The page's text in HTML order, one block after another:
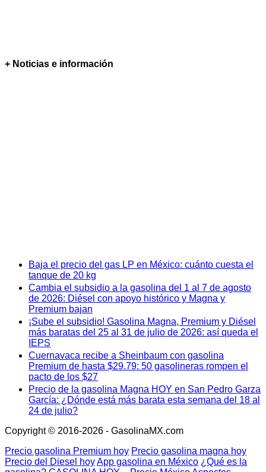
+ Noticias e información
Baja el precio del gas LP en México: cuánto cuesta el
tanque de 20 kg
Cambia el subsidio a la gasolina del 1 al 7 de agosto
de 2026: Diésel con apoyo histórico y Magna y
Premium bajan
¡Sube el subsidio! Gasolina Magna, Premium y Diésel
más baratas del 25 al 31 de julio de 2026: así queda el
IEPS
Cuernavaca recibe a Sheinbaum con gasolina
Premium de hasta $29.79: 50 gasolineras rompen el
pacto de los $27
Precio de la gasolina Magna HOY en San Pedro Garza
García: ¿Dónde está más barata esta semana del 18 al
24 de julio?
Copyright © 2016-2026 - GasolinaMX.com
Precio gasolina Premium hoy Precio gasolina magna hoy
Precio del Diesel hoyApp gasolina en México ¿Qué es la